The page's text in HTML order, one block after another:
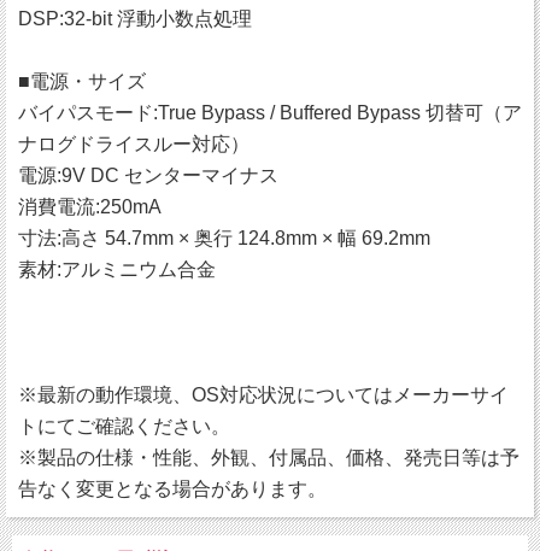
DSP:32-bit 浮動小数点処理
■電源・サイズ
バイパスモード:True Bypass / Buffered Bypass 切替可（ア
ナログドライスルー対応）
電源:9V DC センターマイナス
消費電流:250mA
寸法:高さ 54.7mm × 奥行 124.8mm × 幅 69.2mm
素材:アルミニウム合金
※最新の動作環境、OS対応状況についてはメーカーサイ
トにてご確認ください。
※製品の仕様・性能、外観、付属品、価格、発売日等は予
告なく変更となる場合があります。